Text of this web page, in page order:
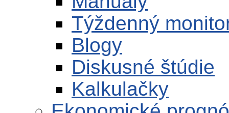
Týždenný
Blogy
Diskusné štúdie
Kalkulačky